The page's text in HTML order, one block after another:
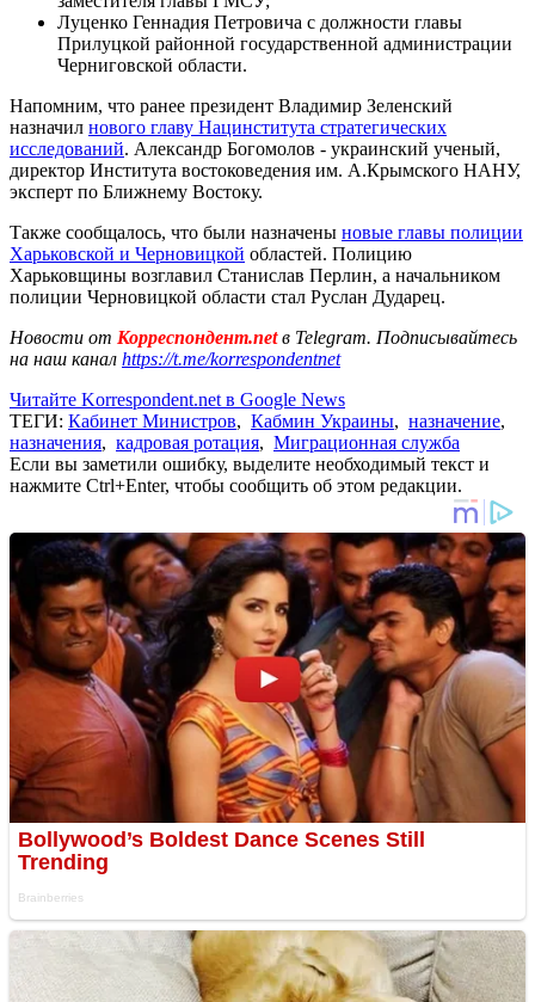
Луценко Геннадия Петровича с должности главы
Прилуцкой районной государственной администрации
Черниговской области.
Напомним, что ранее президент Владимир Зеленский
назначил нового главу Нацинститута стратегических
исследований. Александр Богомолов - украинский ученый,
директор Института востоковедения им. А.Крымского НАНУ,
эксперт по Ближнему Востоку.
Также сообщалось, что были назначены новые главы полиции
Харьковской и Черновицкой областей. Полицию
Харьковщины возглавил Станислав Перлин, а начальником
полиции Черновицкой области стал Руслан Дударец.
Новости от Корреспондент.netв Telegram. Подписывайтесь
на наш канал https://t.me/korrespondentnet
Читайте Korrespondent.net в Google News
ТЕГИ: Кабинет Министров, Кабмин Украины, назначение,
назначения, кадровая ротация, Миграционная служба
Если вы заметили ошибку, выделите необходимый текст и
нажмите Ctrl+Enter, чтобы сообщить об этом редакции.